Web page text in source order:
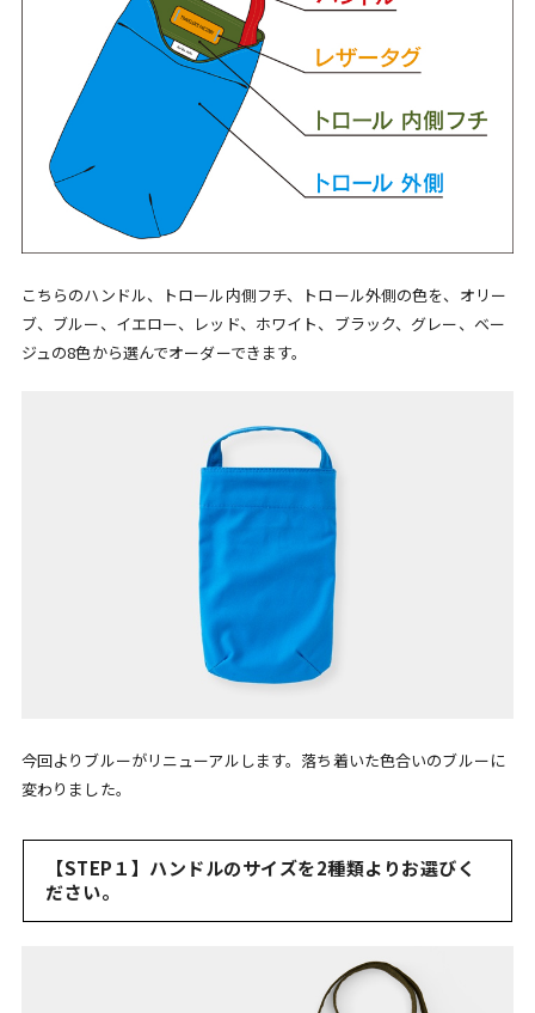
こちらのハンドル、トロール内側フチ、トロール外側の色を、オリー
ブ、ブルー、イエロー、レッド、ホワイト、ブラック、グレー、ベー
ジュの8色から選んでオーダーできます。
今回よりブルーがリニューアルします。落ち着いた色合いのブルーに
変わりました。
【STEP１】ハンドルのサイズを2種類よりお選びく
ださい。